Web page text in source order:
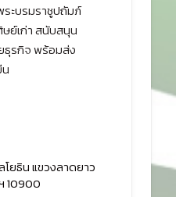
ะบรมราชูปถัมภ์
ย์เก่า สนับสนุน
ธุรกิจ พร้อมส่ง
ยธิน แขวงลาดยาว
10900